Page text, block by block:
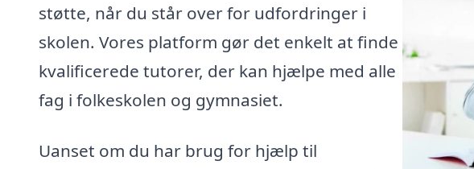
støtte, når du står over for udfordringer i
skolen. Vores platform gør det enkelt at finde
kvalificerede tutorer, der kan hjælpe med alle
fag i folkeskolen og gymnasiet.
Uanset om du har brug for hjælp til